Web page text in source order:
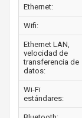
Ethernet:
Wifi:
Ethernet LAN,
velocidad de
transferencia de
datos:
Wi-Fi
estándares: